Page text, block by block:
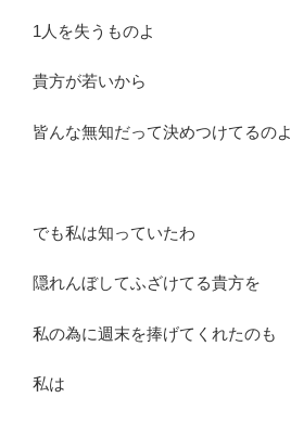
1人を失うものよ
貴方が若いから
皆んな無知だって決めつけてるのよ
でも私は知っていたわ
隠れんぼしてふざけてる貴方を
私の為に週末を捧げてくれたのも
私は